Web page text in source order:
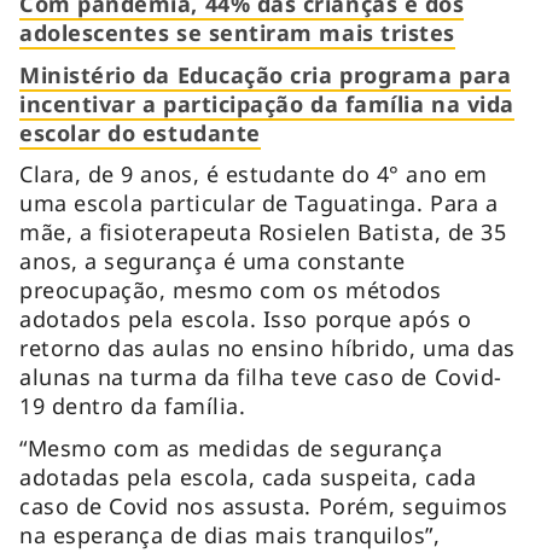
adolescentes se sentiram mais tristes
Ministério da Educação cria programa para
incentivar a participação da família na vida
escolar do estudante
Clara, de 9 anos, é estudante do 4° ano em
uma escola particular de Taguatinga. Para a
mãe, a fisioterapeuta Rosielen Batista, de 35
anos, a segurança é uma constante
preocupação, mesmo com os métodos
adotados pela escola. Isso porque após o
retorno das aulas no ensino híbrido, uma das
alunas na turma da filha teve caso de Covid-
19 dentro da família.
“Mesmo com as medidas de segurança
adotadas pela escola, cada suspeita, cada
caso de Covid nos assusta. Porém, seguimos
na esperança de dias mais tranquilos”,